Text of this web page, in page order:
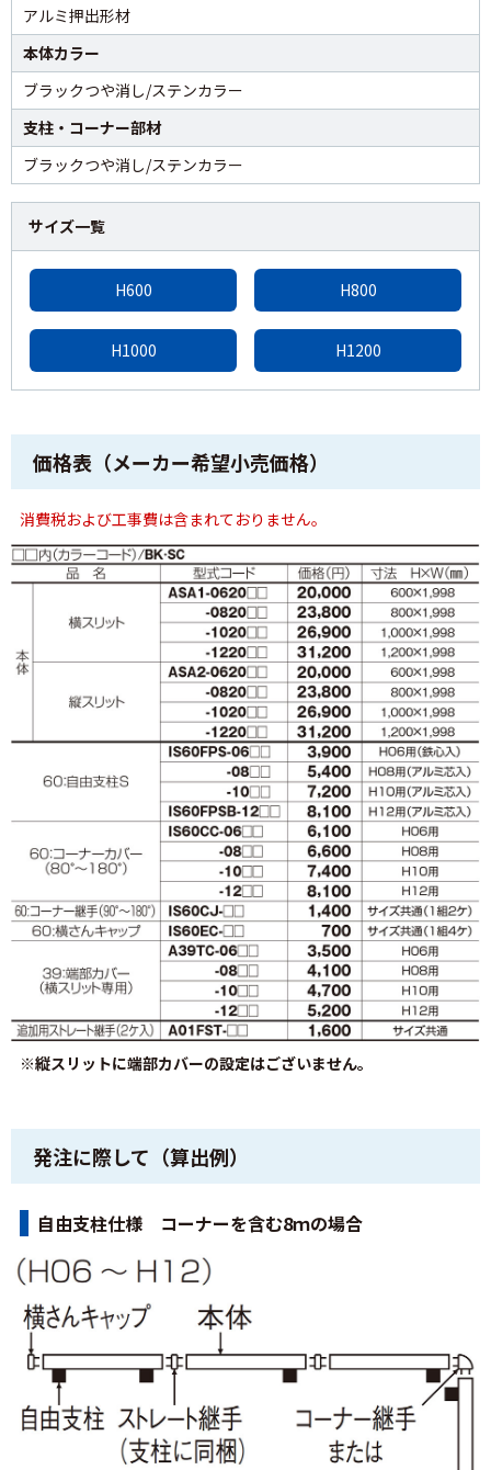
アルミ押出形材
本体カラー
ブラックつや消し/ステンカラー
支柱・コーナー部材
ブラックつや消し/ステンカラー
サイズ一覧
H600 H800
H1000 H1200
価格表（メーカー希望小売価格）
消費税および工事費は含まれておりません。
※縦スリットに端部カバーの設定はございません。
発注に際して（算出例）
自由支柱仕様 コーナーを含む8ｍの場合